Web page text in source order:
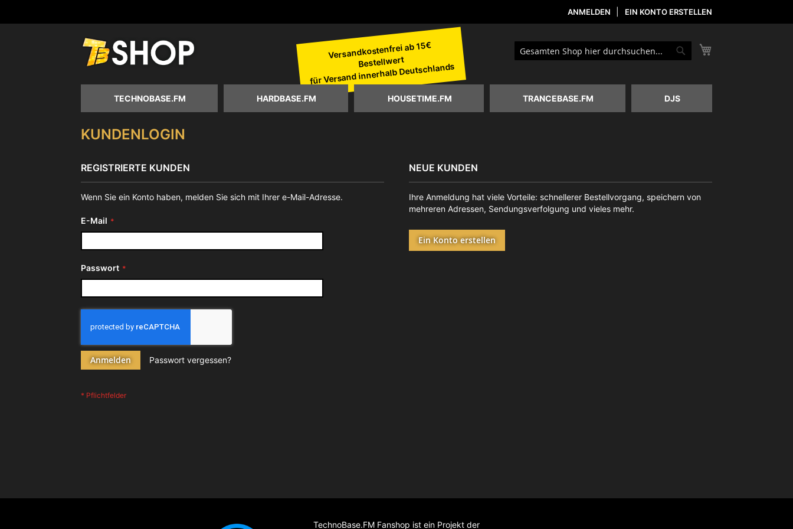
Inhalt
ANMELDEN EIN KONTO ERSTELLEN
Versandkostenfrei ab 15€
Bestellwert
für Versand innerhalb Deutschlands
Suche
TECHNOBASE.FM HARDBASE.FM HOUSETIME.FM TRANCEBASE.FM DJS
KUNDENLOGIN
REGISTRIERTE KUNDEN
Wenn Sie ein Konto haben, melden Sie sich mit Ihrer e-Mail-Adresse.
E-Mail
Passwort
Anmelden Passwort vergessen?
NEUE KUNDEN
Ihre Anmeldung hat viele Vorteile: schnellerer Bestellvorgang, speichern von
mehreren Adressen, Sendungsverfolgung und vieles mehr.
Ein Konto erstellen
TechnoBase.FM Fanshop ist ein Projekt der